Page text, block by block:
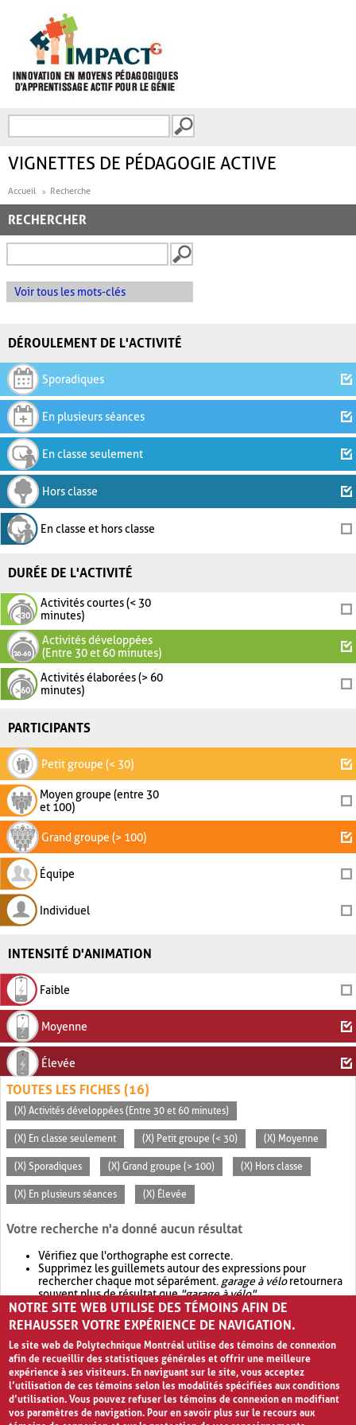
FORMULAIRE DE
VIGNETTES DE PÉDAGOGIE ACTIVE
Accueil Recherche
RECHERCHER
Voir tous les mots-clés
DÉROULEMENT DE L'ACTIVITÉ
Sporadiques
En plusieurs séances
En classe seulement
Hors classe
En classe et hors classe
DURÉE DE L'ACTIVITÉ
Activités courtes (< 30
minutes)
Activités développées
(Entre 30 et 60 minutes)
Activités élaborées (> 60
minutes)
PARTICIPANTS
Petit groupe (< 30)
Moyen groupe (entre 30
et 100)
Grand groupe (> 100)
Équipe
Individuel
INTENSITÉ D'ANIMATION
Faible
Moyenne
Élevée
TOUTES LES FICHES (16)
(X) Activités développées (Entre 30 et 60 minutes)
(X) En classe seulement (X) Petit groupe (< 30) (X) Moyenne
(X) Sporadiques (X) Grand groupe (> 100) (X) Hors classe
(X) En plusieurs séances (X) Élevée
Votre recherche n'a donné aucun résultat
Vérifiez que l'orthographe est correcte.
Supprimez les guillemets autour des expressions pour
rechercher chaque mot séparément. garage à véloretournera
souvent plus de résultat que"garage à vélo".
Envisagez d'élargir votre recherche avec OR.garage OR vélo
retournera souvent plus de résultat quegarage à vélo
NOTRE SITE WEB UTILISE DES TÉMOINS AFIN DE
REHAUSSER VOTRE EXPÉRIENCE DE NAVIGATION.
Le site web de Polytechnique Montréal utilise des témoins de connexion
afin de recueillir des statistiques générales et offrir une meilleure
expérience à ses visiteurs. En naviguant sur le site, vous acceptez
l’utilisation de ces témoins selon les modalités spécifiées aux conditions
d’utilisation. Vous pouvez refuser les témoins de connexion en modifiant
vos paramètres de navigation. Pour en savoir plus sur le recours aux